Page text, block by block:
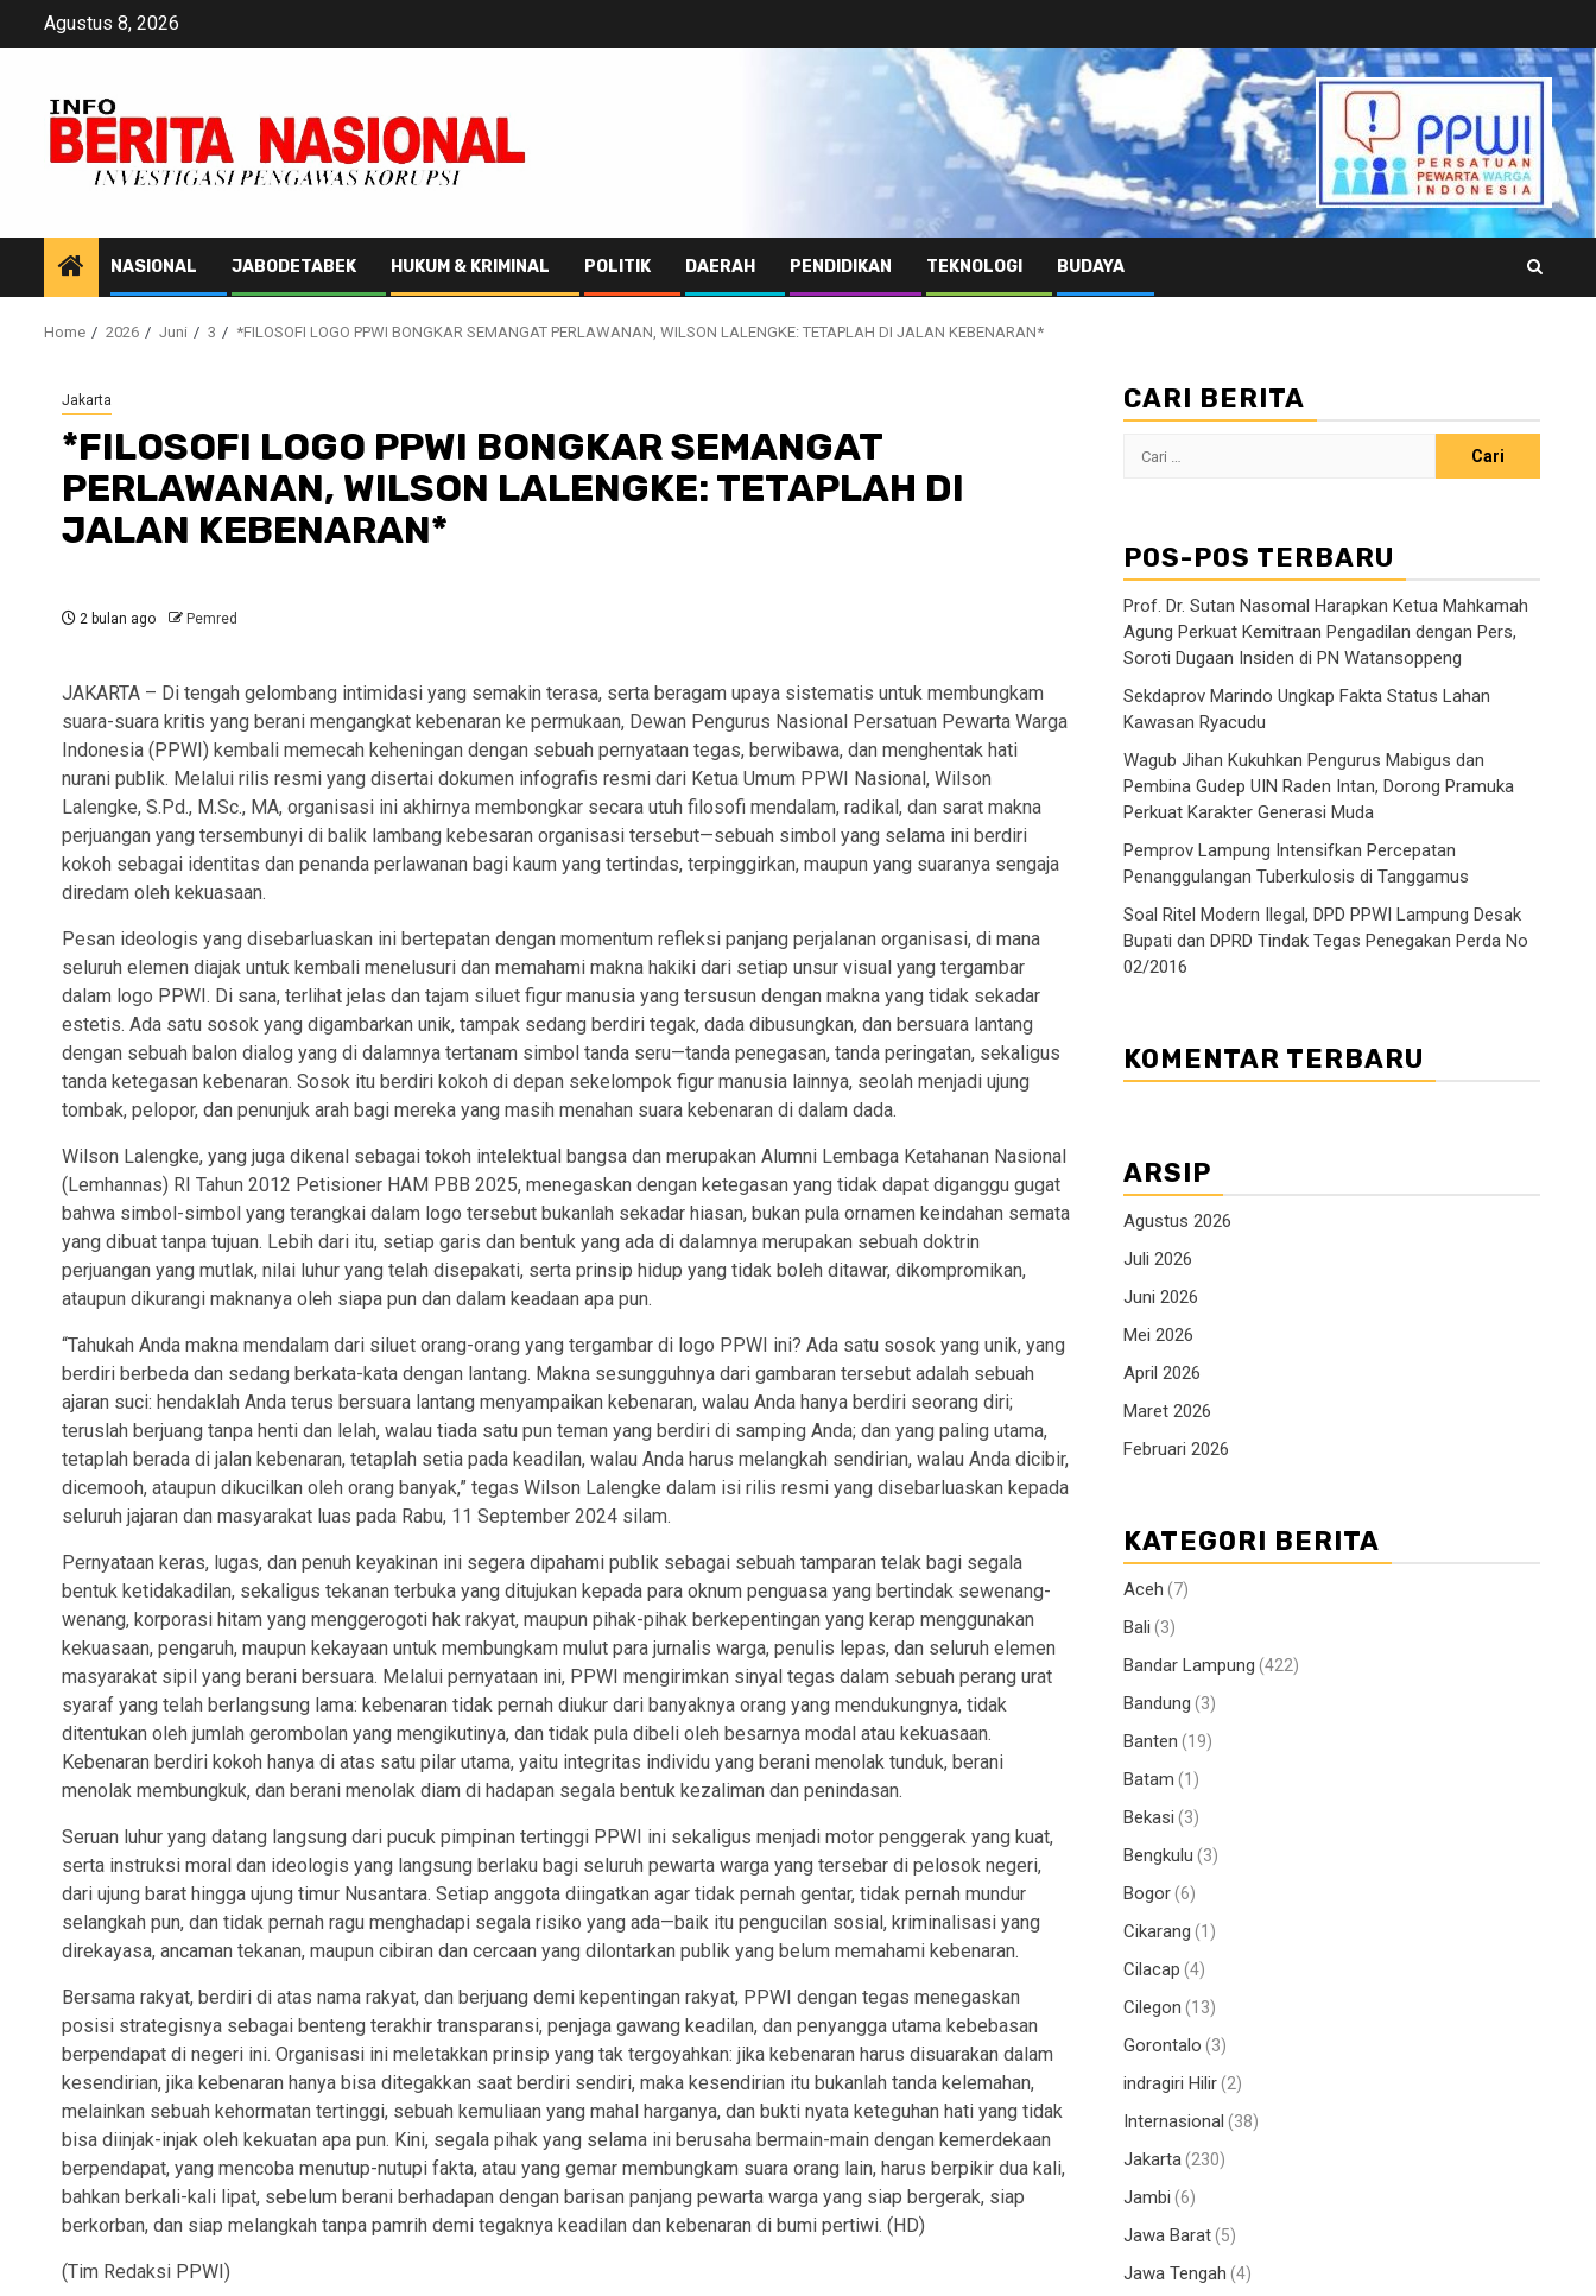
Agustus 8, 2026
NASIONAL JABODETABEK HUKUM & KRIMINAL POLITIK DAERAH PENDIDIKAN TEKNOLOGI BUDAYA
Home 2026 Juni 3 *FILOSOFI LOGO PPWI BONGKAR SEMANGAT PERLAWANAN, WILSON LALENGKE: TETAPLAH DI JALAN KEBENARAN*
Jakarta
*FILOSOFI LOGO PPWI BONGKAR SEMANGAT
PERLAWANAN, WILSON LALENGKE: TETAPLAH DI
JALAN KEBENARAN*
2 bulan ago Pemred
JAKARTA – Di tengah gelombang intimidasi yang semakin terasa, serta beragam upaya sistematis untuk membungkam
suara-suara kritis yang berani mengangkat kebenaran ke permukaan, Dewan Pengurus Nasional Persatuan Pewarta Warga
Indonesia (PPWI) kembali memecah keheningan dengan sebuah pernyataan tegas, berwibawa, dan menghentak hati
nurani publik. Melalui rilis resmi yang disertai dokumen infografis resmi dari Ketua Umum PPWI Nasional, Wilson
Lalengke, S.Pd., M.Sc., MA, organisasi ini akhirnya membongkar secara utuh filosofi mendalam, radikal, dan sarat makna
perjuangan yang tersembunyi di balik lambang kebesaran organisasi tersebut—sebuah simbol yang selama ini berdiri
kokoh sebagai identitas dan penanda perlawanan bagi kaum yang tertindas, terpinggirkan, maupun yang suaranya sengaja
diredam oleh kekuasaan.
Pesan ideologis yang disebarluaskan ini bertepatan dengan momentum refleksi panjang perjalanan organisasi, di mana
seluruh elemen diajak untuk kembali menelusuri dan memahami makna hakiki dari setiap unsur visual yang tergambar
dalam logo PPWI. Di sana, terlihat jelas dan tajam siluet figur manusia yang tersusun dengan makna yang tidak sekadar
estetis. Ada satu sosok yang digambarkan unik, tampak sedang berdiri tegak, dada dibusungkan, dan bersuara lantang
dengan sebuah balon dialog yang di dalamnya tertanam simbol tanda seru—tanda penegasan, tanda peringatan, sekaligus
tanda ketegasan kebenaran. Sosok itu berdiri kokoh di depan sekelompok figur manusia lainnya, seolah menjadi ujung
tombak, pelopor, dan penunjuk arah bagi mereka yang masih menahan suara kebenaran di dalam dada.
Wilson Lalengke, yang juga dikenal sebagai tokoh intelektual bangsa dan merupakan Alumni Lembaga Ketahanan Nasional
(Lemhannas) RI Tahun 2012 Petisioner HAM PBB 2025, menegaskan dengan ketegasan yang tidak dapat diganggu gugat
bahwa simbol-simbol yang terangkai dalam logo tersebut bukanlah sekadar hiasan, bukan pula ornamen keindahan semata
yang dibuat tanpa tujuan. Lebih dari itu, setiap garis dan bentuk yang ada di dalamnya merupakan sebuah doktrin
perjuangan yang mutlak, nilai luhur yang telah disepakati, serta prinsip hidup yang tidak boleh ditawar, dikompromikan,
ataupun dikurangi maknanya oleh siapa pun dan dalam keadaan apa pun.
“Tahukah Anda makna mendalam dari siluet orang-orang yang tergambar di logo PPWI ini? Ada satu sosok yang unik, yang
berdiri berbeda dan sedang berkata-kata dengan lantang. Makna sesungguhnya dari gambaran tersebut adalah sebuah
ajaran suci: hendaklah Anda terus bersuara lantang menyampaikan kebenaran, walau Anda hanya berdiri seorang diri;
teruslah berjuang tanpa henti dan lelah, walau tiada satu pun teman yang berdiri di samping Anda; dan yang paling utama,
tetaplah berada di jalan kebenaran, tetaplah setia pada keadilan, walau Anda harus melangkah sendirian, walau Anda dicibir,
dicemooh, ataupun dikucilkan oleh orang banyak,” tegas Wilson Lalengke dalam isi rilis resmi yang disebarluaskan kepada
seluruh jajaran dan masyarakat luas pada Rabu, 11 September 2024 silam.
Pernyataan keras, lugas, dan penuh keyakinan ini segera dipahami publik sebagai sebuah tamparan telak bagi segala
bentuk ketidakadilan, sekaligus tekanan terbuka yang ditujukan kepada para oknum penguasa yang bertindak sewenang-
wenang, korporasi hitam yang menggerogoti hak rakyat, maupun pihak-pihak berkepentingan yang kerap menggunakan
kekuasaan, pengaruh, maupun kekayaan untuk membungkam mulut para jurnalis warga, penulis lepas, dan seluruh elemen
masyarakat sipil yang berani bersuara. Melalui pernyataan ini, PPWI mengirimkan sinyal tegas dalam sebuah perang urat
syaraf yang telah berlangsung lama: kebenaran tidak pernah diukur dari banyaknya orang yang mendukungnya, tidak
ditentukan oleh jumlah gerombolan yang mengikutinya, dan tidak pula dibeli oleh besarnya modal atau kekuasaan.
Kebenaran berdiri kokoh hanya di atas satu pilar utama, yaitu integritas individu yang berani menolak tunduk, berani
menolak membungkuk, dan berani menolak diam di hadapan segala bentuk kezaliman dan penindasan.
Seruan luhur yang datang langsung dari pucuk pimpinan tertinggi PPWI ini sekaligus menjadi motor penggerak yang kuat,
serta instruksi moral dan ideologis yang langsung berlaku bagi seluruh pewarta warga yang tersebar di pelosok negeri,
dari ujung barat hingga ujung timur Nusantara. Setiap anggota diingatkan agar tidak pernah gentar, tidak pernah mundur
selangkah pun, dan tidak pernah ragu menghadapi segala risiko yang ada—baik itu pengucilan sosial, kriminalisasi yang
direkayasa, ancaman tekanan, maupun cibiran dan cercaan yang dilontarkan publik yang belum memahami kebenaran.
Bersama rakyat, berdiri di atas nama rakyat, dan berjuang demi kepentingan rakyat, PPWI dengan tegas menegaskan
posisi strategisnya sebagai benteng terakhir transparansi, penjaga gawang keadilan, dan penyangga utama kebebasan
berpendapat di negeri ini. Organisasi ini meletakkan prinsip yang tak tergoyahkan: jika kebenaran harus disuarakan dalam
kesendirian, jika kebenaran hanya bisa ditegakkan saat berdiri sendiri, maka kesendirian itu bukanlah tanda kelemahan,
melainkan sebuah kehormatan tertinggi, sebuah kemuliaan yang mahal harganya, dan bukti nyata keteguhan hati yang tidak
bisa diinjak-injak oleh kekuatan apa pun. Kini, segala pihak yang selama ini berusaha bermain-main dengan kemerdekaan
berpendapat, yang mencoba menutup-nutupi fakta, atau yang gemar membungkam suara orang lain, harus berpikir dua kali,
bahkan berkali-kali lipat, sebelum berani berhadapan dengan barisan panjang pewarta warga yang siap bergerak, siap
berkorban, dan siap melangkah tanpa pamrih demi tegaknya keadilan dan kebenaran di bumi pertiwi. (HD)
(Tim Redaksi PPWI)
CARI BERITA
Cari
POS-POS TERBARU
Prof. Dr. Sutan Nasomal Harapkan Ketua Mahkamah
Agung Perkuat Kemitraan Pengadilan dengan Pers,
Soroti Dugaan Insiden di PN Watansoppeng
Sekdaprov Marindo Ungkap Fakta Status Lahan
Kawasan Ryacudu
Wagub Jihan Kukuhkan Pengurus Mabigus dan
Pembina Gudep UIN Raden Intan, Dorong Pramuka
Perkuat Karakter Generasi Muda
Pemprov Lampung Intensifkan Percepatan
Penanggulangan Tuberkulosis di Tanggamus
Soal Ritel Modern Ilegal, DPD PPWI Lampung Desak
Bupati dan DPRD Tindak Tegas Penegakan Perda No
02/2016
KOMENTAR TERBARU
ARSIP
Agustus 2026
Juli 2026
Juni 2026
Mei 2026
April 2026
Maret 2026
Februari 2026
KATEGORI BERITA
Aceh (7)
Bali (3)
Bandar Lampung (422)
Bandung (3)
Banten (19)
Batam (1)
Bekasi (3)
Bengkulu (3)
Bogor(6)
Cikarang (1)
Cilacap (4)
Cilegon (13)
Gorontalo (3)
indragiri Hilir(2)
Internasional (38)
Jakarta(230)
Jambi (6)
Jawa Barat(5)
Jawa Tengah (4)